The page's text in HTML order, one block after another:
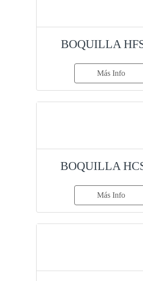
BOQUILLA
Más Info
BOQUILLA
Más Info